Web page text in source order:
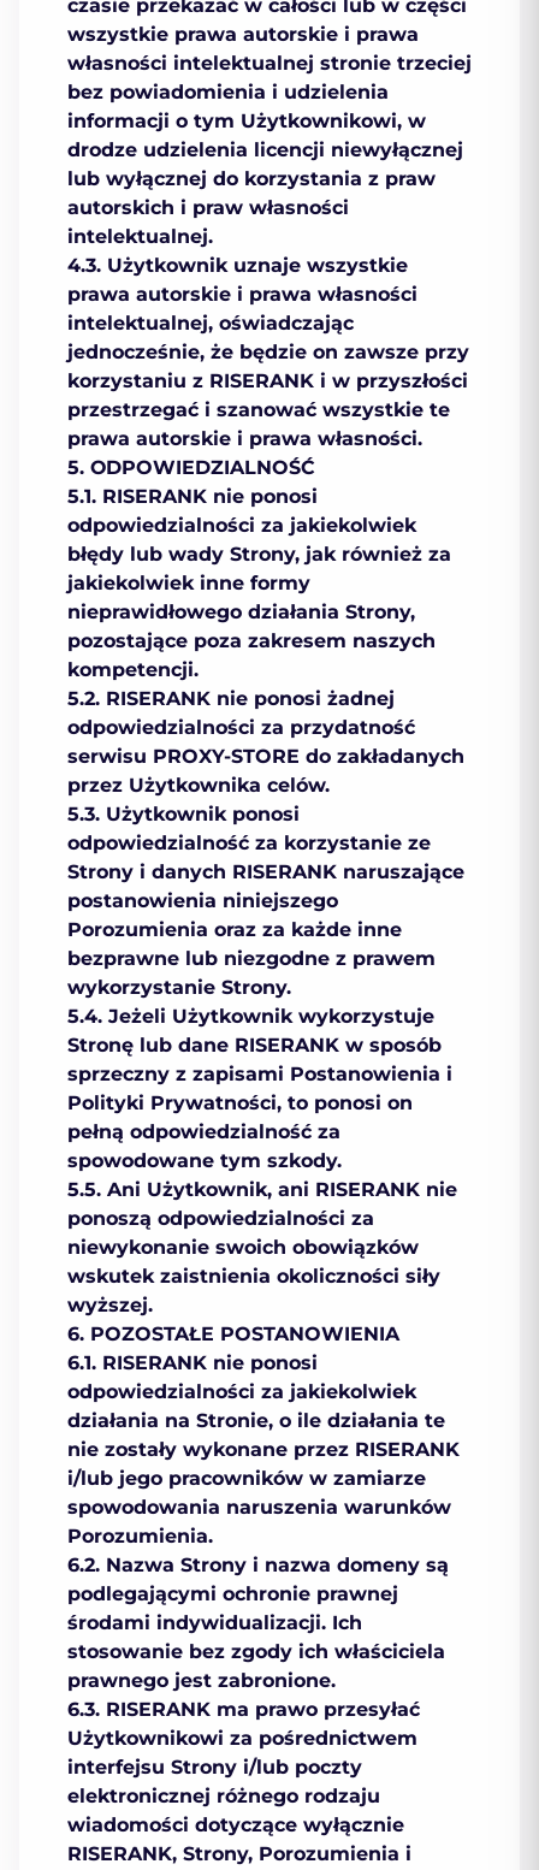
czasie przekazać w całości lub w części
wszystkie prawa autorskie i prawa
własności intelektualnej stronie trzeciej
bez powiadomienia i udzielenia
informacji o tym Użytkownikowi, w
drodze udzielenia licencji niewyłącznej
lub wyłącznej do korzystania z praw
autorskich i praw własności
intelektualnej.
4.3. Użytkownik uznaje wszystkie
prawa autorskie i prawa własności
intelektualnej, oświadczając
jednocześnie, że będzie on zawsze przy
korzystaniu z RISERANK i w przyszłości
przestrzegać i szanować wszystkie te
prawa autorskie i prawa własności.
5. ОDPOWIEDZIALNOŚĆ
5.1. RISERANK nie ponosi
odpowiedzialności za jakiekolwiek
błędy lub wady Strony, jak również za
jakiekolwiek inne formy
nieprawidłowego działania Strony,
pozostające poza zakresem naszych
kompetencji.
5.2. RISERANK nie ponosi żadnej
odpowiedzialności za przydatność
serwisu PROXY-STORE do zakładanych
przez Użytkownika celów.
5.3. Użytkownik ponosi
odpowiedzialność za korzystanie ze
Strony i danych RISERANK naruszające
postanowienia niniejszego
Porozumienia oraz za każde inne
bezprawne lub niezgodne z prawem
wykorzystanie Strony.
5.4. Jeżeli Użytkownik wykorzystuje
Stronę lub dane RISERANK w sposób
sprzeczny z zapisami Postanowienia i
Polityki Prywatności, to ponosi on
pełną odpowiedzialność za
spowodowane tym szkody.
5.5. Ani Użytkownik, ani RISERANK nie
ponoszą odpowiedzialności za
niewykonanie swoich obowiązków
wskutek zaistnienia okoliczności siły
wyższej.
6. POZOSTAŁE POSTANOWIENIA
6.1. RISERANK nie ponosi
odpowiedzialności za jakiekolwiek
działania na Stronie, o ile działania te
nie zostały wykonane przez RISERANK
i/lub jego pracowników w zamiarze
spowodowania naruszenia warunków
Porozumienia.
6.2. Nazwa Strony i nazwa domeny są
podlegającymi ochronie prawnej
środami indywidualizacji. Ich
stosowanie bez zgody ich właściciela
prawnego jest zabronione.
6.3. RISERANK ma prawo przesyłać
Użytkownikowi za pośrednictwem
interfejsu Strony i/lub poczty
elektronicznej różnego rodzaju
wiadomości dotyczące wyłącznie
RISERANK, Strony, Porozumienia i